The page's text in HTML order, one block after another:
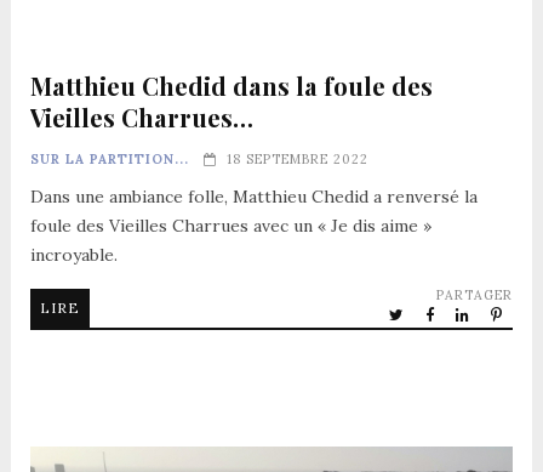
Matthieu Chedid dans la foule des
Vieilles Charrues…
SUR LA PARTITION... 18 SEPTEMBRE 2022
Dans une ambiance folle, Matthieu Chedid a renversé la
foule des Vieilles Charrues avec un « Je dis aime »
incroyable.
LIRE
PARTAGER